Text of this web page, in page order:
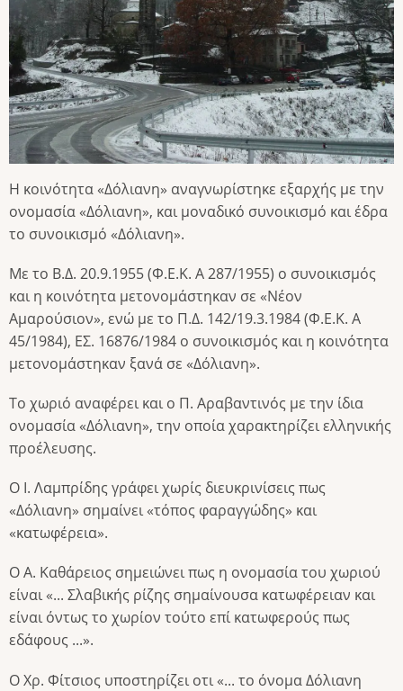
Η κοινότητα «Δόλιανη» αναγνωρίστηκε εξαρχής με την
ονομασία «Δόλιανη», και μοναδικό συνοικισμό και έδρα
το συνοικισμό «Δόλιανη».
Με το Β.Δ. 20.9.1955 (Φ.Ε.Κ. Α 287/1955) ο συνοικισμός
και η κοινότητα μετονομάστηκαν σε «Νέον
Αμαρούσιον», ενώ με το Π.Δ. 142/19.3.1984 (Φ.Ε.Κ. Α
45/1984), ΕΣ. 16876/1984 ο συνοικισμός και η κοινότητα
μετονομάστηκαν ξανά σε «Δόλιανη».
Το χωριό αναφέρει και ο Π. Αραβαντινός με την ίδια
ονομασία «Δόλιανη», την οποία χαρακτηρίζει ελληνικής
προέλευσης.
Ο Ι. Λαμπρίδης γράφει χωρίς διευκρινίσεις πως
«Δόλιανη» σημαίνει «τόπος φαραγγώδης» και
«κατωφέρεια».
Ο Α. Καθάρειος σημειώνει πως η ονομασία του χωριού
είναι «... Σλαβικής ρίζης σημαίνουσα κατωφέρειαν και
είναι όντως το χωρίον τούτο επί κατωφερούς πως
εδάφους ...».
Ο Χρ. Φίτσιος υποστηρίζει οτι «... το όνομα Δόλιανη